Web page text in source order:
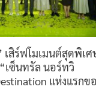
สิร์ฟโมเมนต์สุดพิเศษ
เซ็นทรัล นอร์ทวิ
แห่งแรกของ